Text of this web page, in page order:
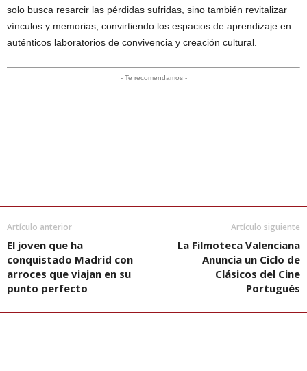
solo busca resarcir las pérdidas sufridas, sino también revitalizar
vínculos y memorias, convirtiendo los espacios de aprendizaje en
auténticos laboratorios de convivencia y creación cultural.
- Te recomendamos -
Artículo anterior
El joven que ha
conquistado Madrid con
arroces que viajan en su
punto perfecto
Artículo siguiente
La Filmoteca Valenciana
Anuncia un Ciclo de
Clásicos del Cine
Portugués